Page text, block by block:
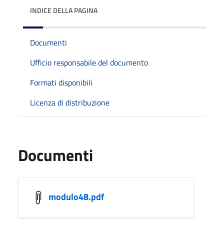
INDICE DELLA PAGINA
Documenti
Ufficio responsabile del documento
Formati disponibili
Licenza di distribuzione
Documenti
modulo48.pdf